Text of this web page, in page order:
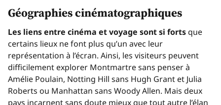
Géographies cinématographiques
Les liens entre cinéma et voyage sont si fortsque
certains lieux ne font plus qu’un avec leur
représentation à l’écran. Ainsi, les visiteurs peuvent
difficilement explorer Montmartre sans penser à
Amélie Poulain, Notting Hill sans Hugh Grant et Julia
Roberts ou Manhattan sans Woody Allen. Mais deux
pays incarnent sans doute mieux que tout autre l’élan